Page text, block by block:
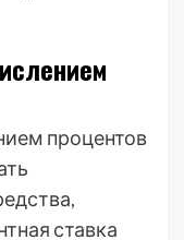
процентов
ставка